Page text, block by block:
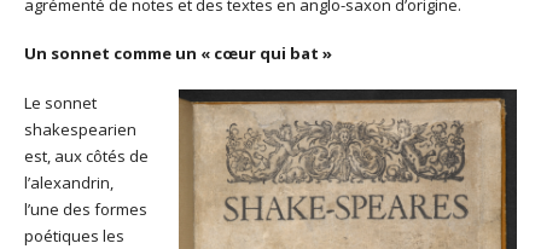
agrémenté de notes et des textes en anglo-saxon d’origine.
Un sonnet comme un « cœur qui bat »
Le sonnet
shakespearien
est, aux côtés de
l’alexandrin,
l’une des formes
poétiques les